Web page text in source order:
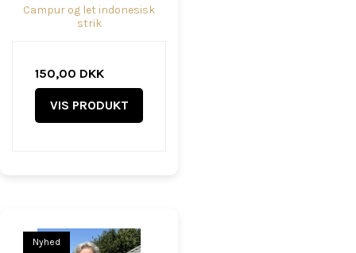
Campur og let indonesisk
strik
150,00 DKK
VIS PRODUKT
Nyhed